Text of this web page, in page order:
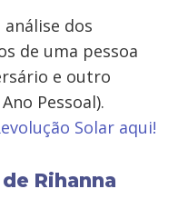
análise dos
de uma pessoa
e outro
Pessoal).
Solar aqui!
Rihanna